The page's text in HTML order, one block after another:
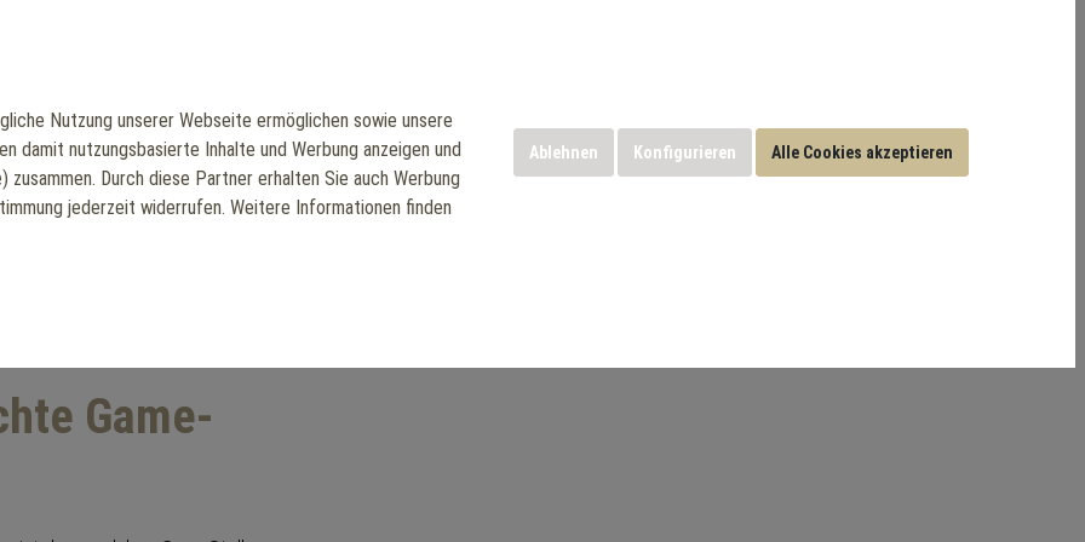
geworden – und das aus
ins Fitnessstudio zu
fokussiert und frei
Yogamatte bis hin zu
Programmen – die
Game-
Nutzung unserer Webseite ermöglichen sowie unsere
damit nutzungsbasierte Inhalte und Werbung anzeigen und
Durch diese Partner erhalten Sie auch Werbung
jederzeit widerrufen. Weitere Informationen finden
Ablehnen Konfigurieren Alle Cookies akzeptieren